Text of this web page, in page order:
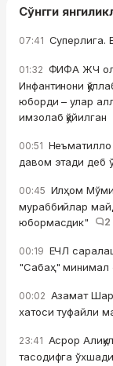
Сўнгги
07:41 Суперлига.
01:32 ФИФА ЖЧ
Инфантинони
юборди – улар
имзолаб қўйилган
00:51 Неъматилло
давом этади деб
00:45 Илҳом
мураббийлар
юбормасдик"
2
00:19 ЕЧЛ
"Сабаҳ" минимал
00:02 Азамат
хатоси туфайли
23:41 Асрор
тасодифга